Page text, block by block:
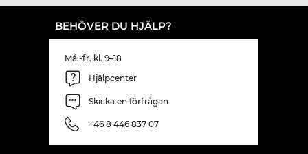
BEHÖVER DU HJÄLP?
Må.-fr. kl. 9–18
Hjälpcenter
Skicka en förfrågan
+46 8 446 837 07